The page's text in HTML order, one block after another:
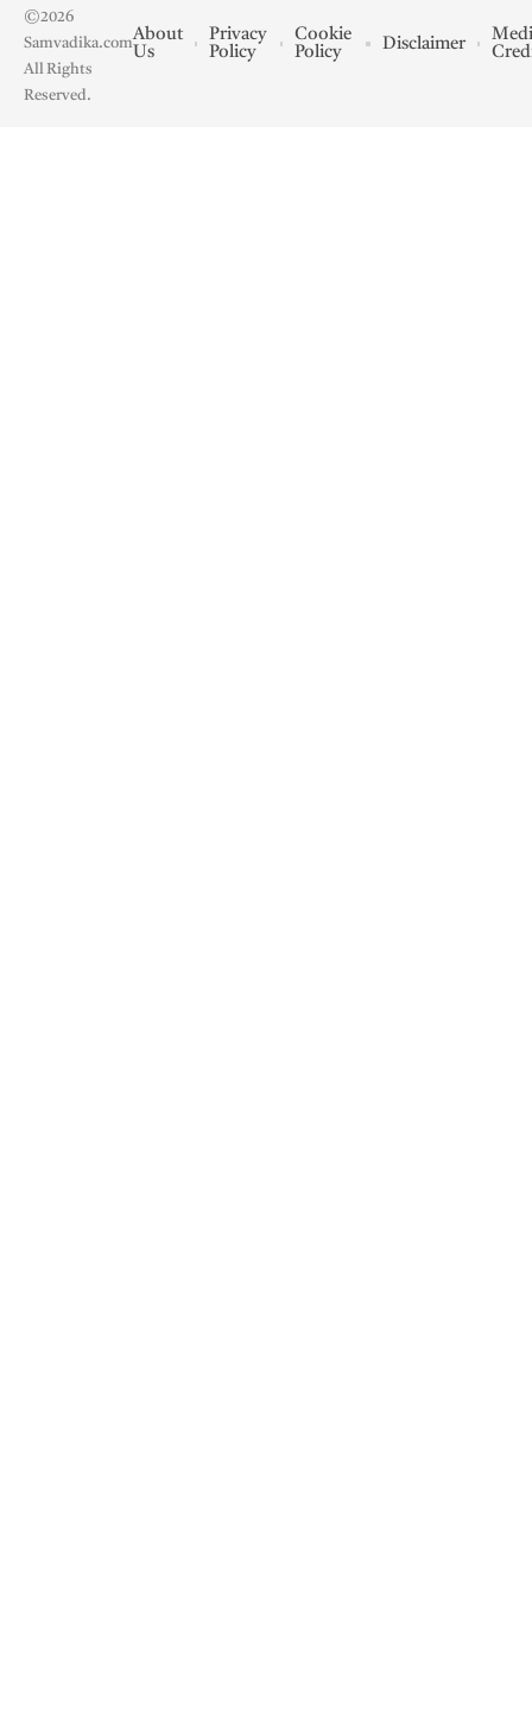
©2026
Samvadika.com
All Rights
Reserved.
About
Us
Privacy
Policy
Cookie
Policy
Disclaimer